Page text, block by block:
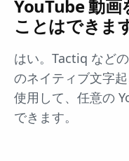
YouTube 動画
ことはできま
はい。Tactiq など
のネイティブ文字
使用して、任意の
できます。